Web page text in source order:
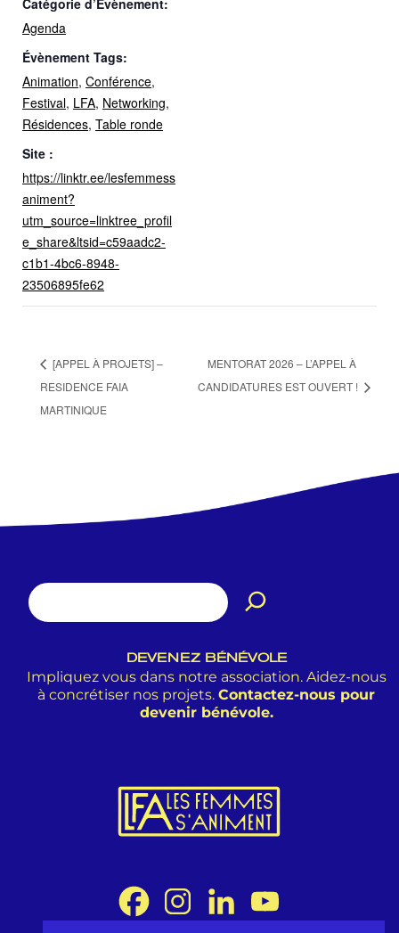
Catégorie d’Évènement:
Agenda
Évènement Tags:
Animation, Conférence,
Festival, LFA, Networking,
Résidences, Table ronde
Site :
https://linktr.ee/lesfemmess
animent?
utm_source=linktree_profil
e_share&ltsid=c59aadc2-
c1b1-4bc6-8948-
23506895fe62
[APPEL À PROJETS] –
RESIDENCE FAIA
MARTINIQUE
MENTORAT 2026 – L’APPEL À
CANDIDATURES EST OUVERT !
DEVENEZ BÉNÉVOLE
Impliquez vous dans notre association. Aidez-nous
à concrétiser nos projets. Contactez-nous pour
devenir bénévole.